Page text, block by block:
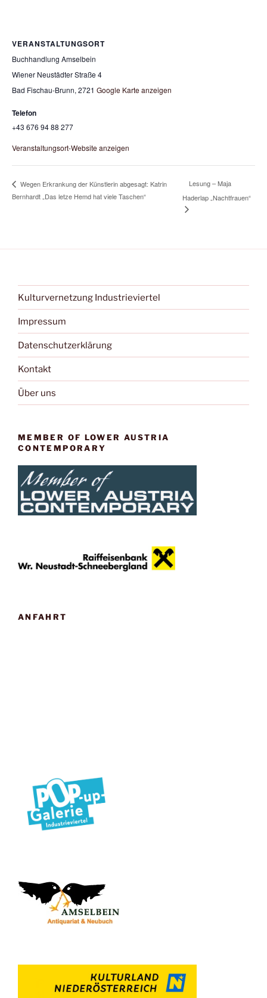
VERANSTALTUNGSORT
Buchhandlung Amselbein
Wiener Neustädter Straße 4
Bad Fischau-Brunn, 2721 Google Karte anzeigen
Telefon
+43 676 94 88 277
Veranstaltungsort-Website anzeigen
Wegen Erkrankung der Künstlerin abgesagt: Katrin
Bernhardt „Das letze Hemd hat viele Taschen“
Lesung – Maja
Haderlap „Nachtfrauen“
Kulturvernetzung Industrieviertel
Impressum
Datenschutzerklärung
Kontakt
Über uns
MEMBER OF LOWER AUSTRIA
CONTEMPORARY
ANFAHRT